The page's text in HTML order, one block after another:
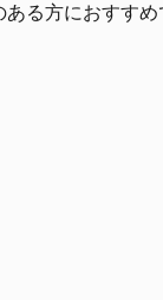
る方におすす